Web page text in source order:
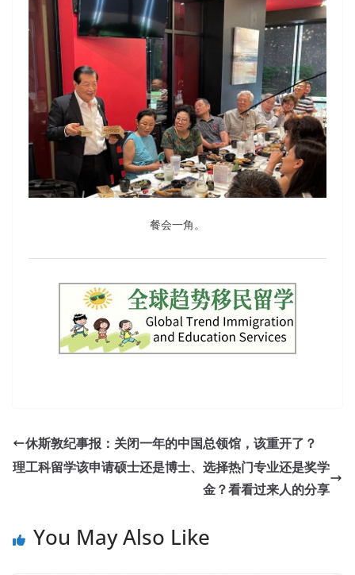
餐会一角。
休斯敦纪事报：关闭一年的中国总领馆，该重开了？
理工科留学该申请硕士还是博士、选择热门专业还是奖学
金？看看过来人的分享
You May Also Like